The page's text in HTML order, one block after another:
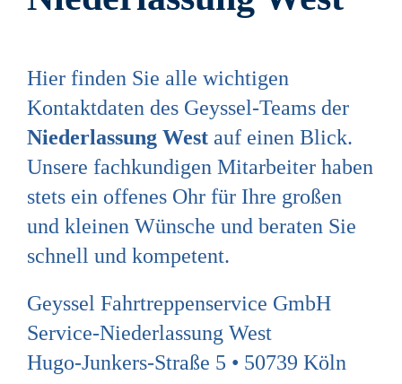
Hier finden Sie alle wichtigen
Kontaktdaten des Geyssel-Teams der
Niederlassung Westauf einen Blick.
Unsere fachkundigen Mitarbeiter haben
stets ein offenes Ohr für Ihre großen
und kleinen Wünsche und beraten Sie
schnell und kompetent.
Geyssel Fahrtreppenservice GmbH
Service-Niederlassung West
Hugo-Junkers-Straße 5 • 50739 Köln